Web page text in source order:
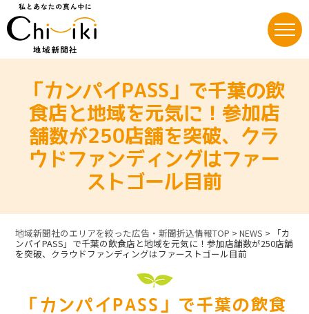
content「カンパイPASS」で千葉の飲
食店と地域を元気に！参加店
舗数が250店舗を突破、クラ
ウドファンディングはファー
ストゴール目前
地域新聞社のエリアを絞った広告・新聞折込情報TOP >NEWS > 「カ
ンパイPASS」で千葉の飲食店と地域を元気に！参加店舗数が250店舗
を突破、クラウドファンディングはファーストゴール目前
「カンパイPASS」で千葉の飲食